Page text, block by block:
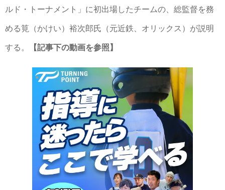
ルド・トーナメント」に初出場したチームの、総監督を務
める筧（かけい）裕次郎氏（元近鉄、オリックス）が説明
する。 【記事下の動画を参照】